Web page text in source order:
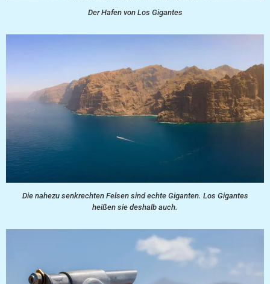
Der Hafen von Los Gigantes
Die nahezu senkrechten Felsen sind echte Giganten. Los Gigantes
heißen sie deshalb auch.